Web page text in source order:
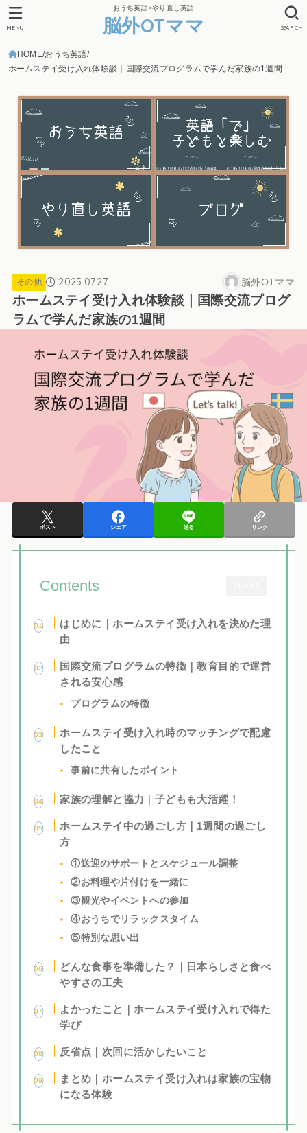
おうち英語×やり直し英語
脳外OTママ SEARCH
MENU
HOME おうち英語
ホームステイ受け入れ体験談｜国際交流プログラムで学んだ家族の1週間
その他 2025.07.27 脳外OTママ
ホームステイ受け入れ体験談｜国際交流プログ
ラムで学んだ家族の1週間
ポスト シェア 送る リンク
Contents
はじめに｜ホームステイ受け入れを決めた理
由
国際交流プログラムの特徴｜教育目的で運営
される安心感
プログラムの特徴
ホームステイ受け入れ時のマッチングで配慮
したこと
事前に共有したポイント
家族の理解と協力｜子どもも大活躍！
ホームステイ中の過ごし方｜1週間の過ごし
方
①送迎のサポートとスケジュール調整
②お料理や片付けを一緒に
③観光やイベントへの参加
④おうちでリラックスタイム
⑤特別な思い出
どんな食事を準備した？｜日本らしさと食べ
やすさの工夫
よかったこと｜ホームステイ受け入れで得た
学び
反省点｜次回に活かしたいこと
まとめ｜ホームステイ受け入れは家族の宝物
になる体験